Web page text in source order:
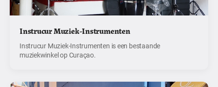
Instrucur Muziek-Instrumenten
Instrucur Muziek-Instrumenten is een bestaande
muziekwinkel op Curaçao.